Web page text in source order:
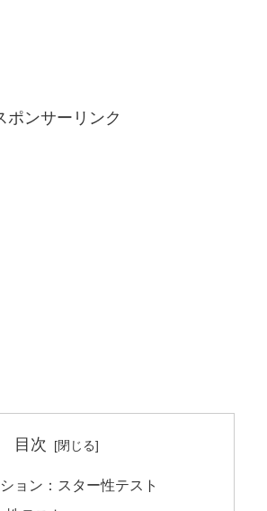
ポンサーリンク
目次
ョン：スター性テスト